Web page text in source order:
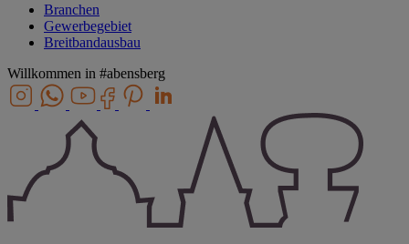
Branchen
Gewerbegebiet
Breitbandausbau
Willkommen in #abensberg